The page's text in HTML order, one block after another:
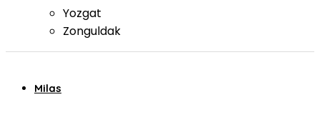
Yozgat
Zonguldak
Milas